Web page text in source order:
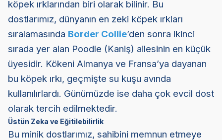
köpek ırklarından biri olarak bilinir. Bu
dostlarımız, dünyanın en zeki köpek ırkları
sıralamasında Border Collie’den sonra ikinci
sırada yer alan Poodle (Kaniş) ailesinin en küçük
üyesidir. Kökeni Almanya ve Fransa’ya dayanan
bu köpek ırkı, geçmişte su kuşu avında
kullanılırlardı. Günümüzde ise daha çok evcil dost
olarak tercih edilmektedir.
Üstün Zeka ve Eğitilebilirlik
Bu minik dostlarımız, sahibini memnun etmeye